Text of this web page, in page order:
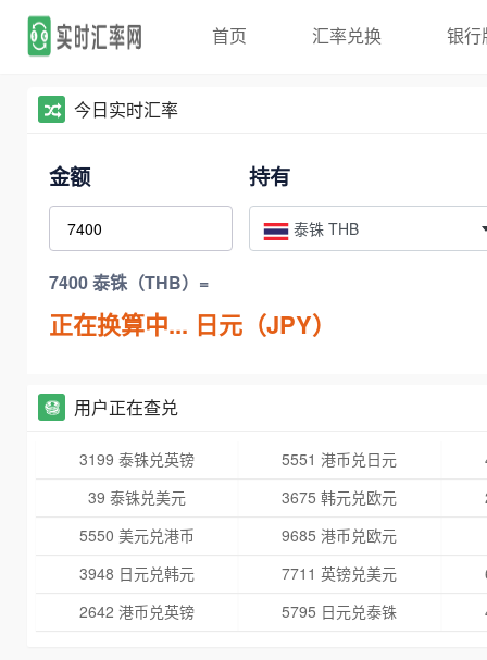
首页 汇率兑换 银行
今日实时汇率
金额 持有
泰铢 THB
7400 泰铢（THB）=
正在换算中... 日元（JPY）
用户正在查兑
3199 泰铢兑英镑 5551 港币兑日元
39 泰铢兑美元
3675 韩元兑欧元
5550 美元兑港币
9685 港币兑欧元
3948 日元兑韩元
7711 英镑兑美元
2642 港币兑英镑
5795 日元兑泰铢